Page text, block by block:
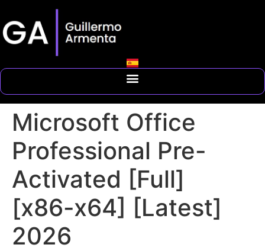
Microsoft Office
Professional Pre-
Activated [Full]
[x86-x64] [Latest]
2026